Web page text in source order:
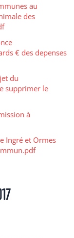
au
des
€ des depenses
du
supprimer le
à
Ingré et Ormes